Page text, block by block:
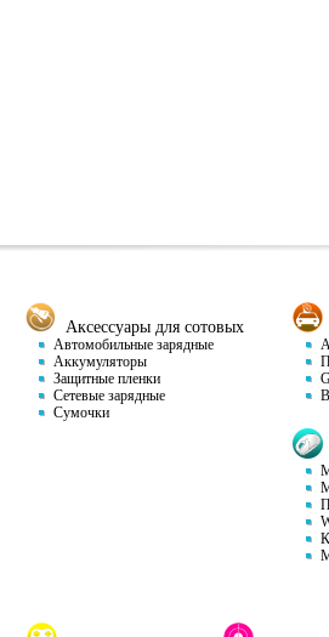
Аксессуары для сотовых
Автомобильные зарядные
Аккумуляторы
Защитные пленки
Сетевые зарядные
Сумочки